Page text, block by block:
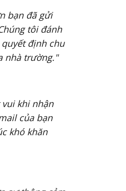
bạn đã gửi
tôi đánh
quyết định chu
nhà trường."
vui khi nhận
của bạn
khó khăn